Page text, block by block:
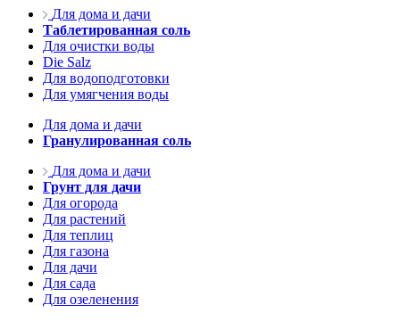
Для дома и дачи
Таблетированная соль
Для очистки воды
Die Salz
Для водоподготовки
Для умягчения воды
Для дома и дачи
Гранулированная соль
Для дома и дачи
Грунт для дачи
Для огорода
Для растений
Для теплиц
Для газона
Для дачи
Для сада
Для озеленения